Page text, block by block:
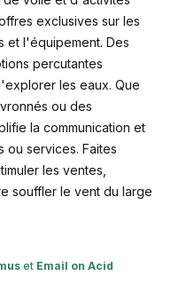
exclusives sur les
et l'équipement. Des
percutantes
les eaux. Que
ou des
la communication et
ou services. Faites
les ventes,
souffler le vent du large
et Email on Acid